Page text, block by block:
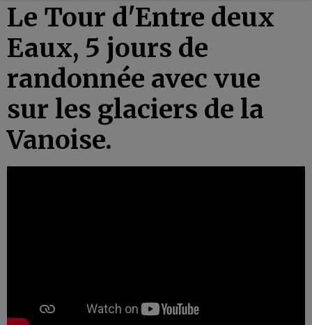
Le Tour d'Entre deux
Eaux, 5 jours de
randonnée avec vue
sur les glaciers de la
Vanoise.